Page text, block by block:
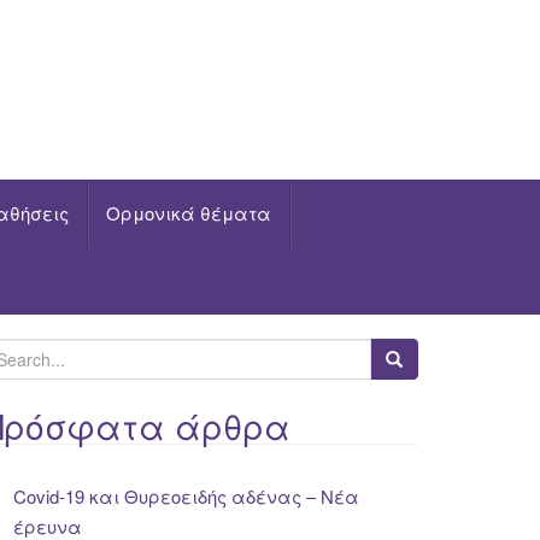
Ορμονικά θέματα
άρθρα
Covid-19 και Θυρεοειδής αδένας – Νέα
έρευνα